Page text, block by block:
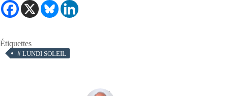
Étiquettes
# LUNDI SOLEIL